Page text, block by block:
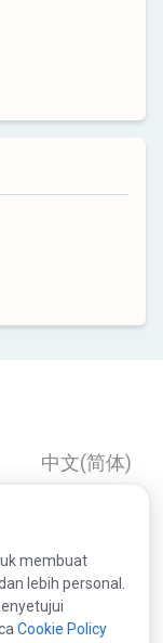
membuat
lebih personal.
Cookie Policy
中文(简体)
Indonesia
Semua hak